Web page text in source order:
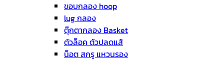
ขอบกลอง hoop
lug กลอง
ตุ๊กตากลอง Basket
ตัวล็อค ตัวปลดแส้
น็อต สกรู แหวนรอง